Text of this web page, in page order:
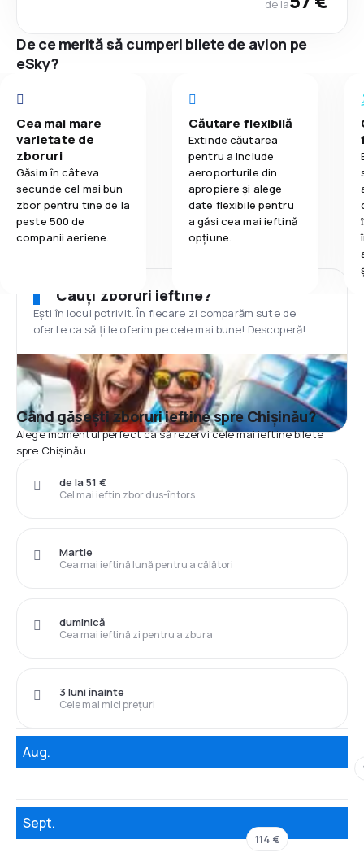
de la
De ce merită să cumperi bilete de avion pe
eSky?
Cea mai mare
varietate de
zboruri
Găsim în câteva
secunde cel mai bun
zbor pentru tine de la
peste 500 de
companii aeriene.
Căutare flexibilă
Extinde căutarea
pentru a include
aeroporturile din
apropiere și alege
date flexibile pentru
a găsi cea mai ieftină
opțiune.
Cauți zboruri ieftine?
Ești în locul potrivit. În fiecare zi comparăm sute de
oferte ca să ți le oferim pe cele mai bune! Descoperă!
Când găsești zboruri ieftine spre Chișinău?
Alege momentul perfect ca să rezervi cele mai ieftine bilete
spre Chișinău
Cel mai ieftin zbor dus-întors
de la 51 €
Cea mai ieftină lună pentru a călători
Martie
Cea mai ieftină zi pentru a zbura
duminică
Cele mai mici prețuri
3 luni înainte
Aug.
Sept.
114 €